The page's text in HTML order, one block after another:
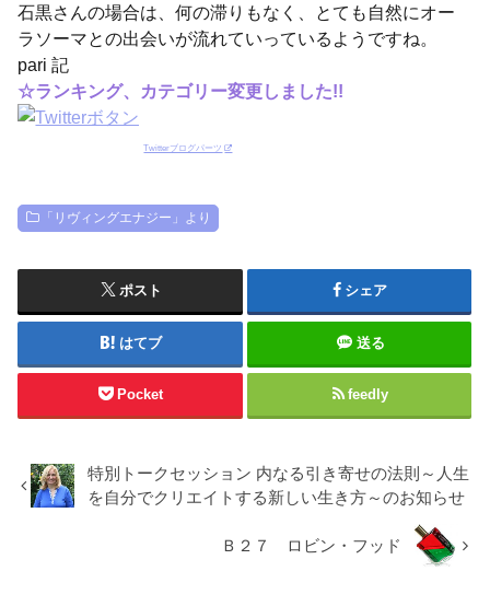
石黒さんの場合は、何の滞りもなく、とても自然にオー
ラソーマとの出会いが流れていっているようですね。
pari 記
☆ランキング、カテゴリー変更しました!!
Twitterブログパーツ
「リヴィングエナジー」より
ポスト シェア
はてブ 送る
Pocket feedly
特別トークセッション 内なる引き寄せの法則～人生
を自分でクリエイトする新しい生き方～のお知らせ
Ｂ２７ ロビン・フッド